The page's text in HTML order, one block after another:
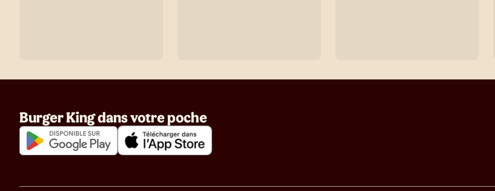
Burger King dans votre poche